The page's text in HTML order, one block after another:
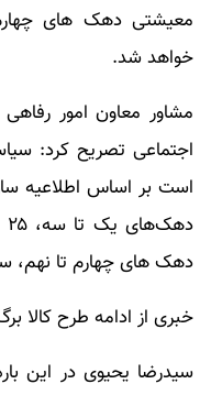
معیشتی دهک های
خواهد شد.
مشاور معاون امور
اجتماعی تصریح کرد:
است بر اساس اطلاعیه
دهک های چهارم تا نهم،
خبری از ادامه طرح کالا
سیدرضا یحیوی در این